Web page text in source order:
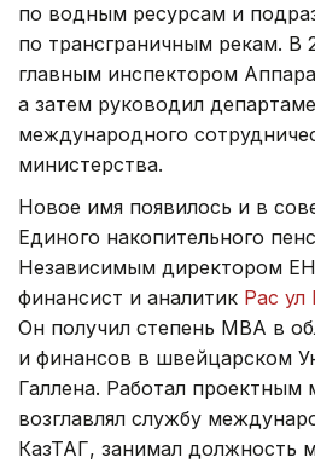
по водным ресурсам и
по трансграничным рекам. В
главным инспектором
а затем руководил
международного
министерства.
Новое имя появилось и в
Единого накопительного
Независимым директором
финансист и аналитик Рас
Он получил степень MBA в
и финансов в швейцарском
Галлена. Работал проектным
возглавлял службу
КазТАГ, занимал должность